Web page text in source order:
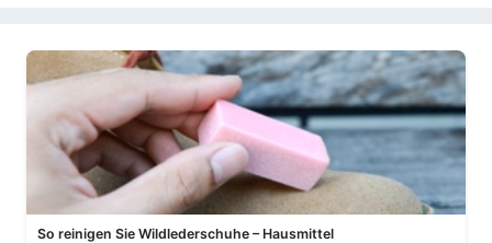
So reinigen Sie Wildlederschuhe – Hausmittel